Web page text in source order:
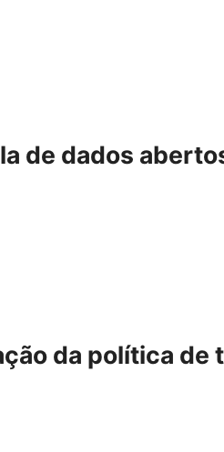
de dados
da política de